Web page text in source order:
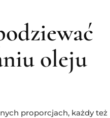
oleju
proporcjach, każdy też